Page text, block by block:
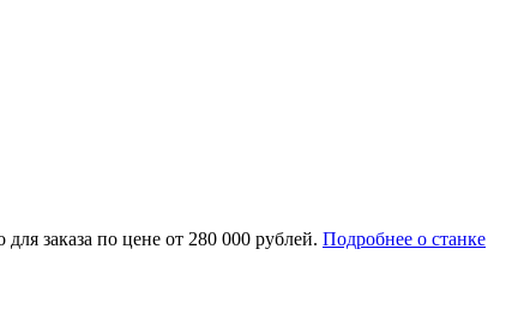
заказа по цене от 280 000 рублей. Подробнее о станке